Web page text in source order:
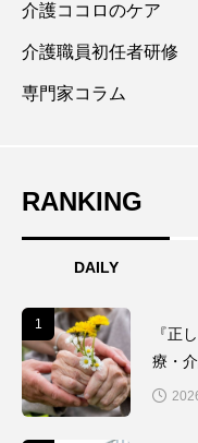
主催の研修会、全国
を行う。
介護ココロのケア
介護職員初任者研修
専門家コラム
RANKING
DAILY
1
『正
療・